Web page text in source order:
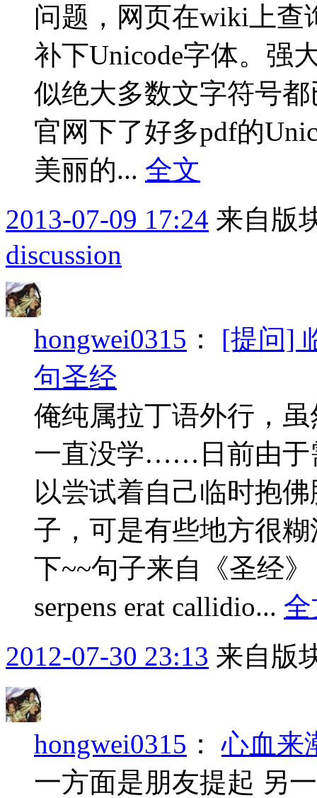
问题，网页在wiki上查
补下Unicode字体。强
似绝大多数文字符号
官网下了好多pdf的
美丽的... 全文
2013-07-09 17:24 来自版
discussion
hongwei0315 ： [提问]
句圣经
俺纯属拉丁语外行，
一直没学……日前由于
以尝试着自己临时抱
子，可是有些地方很
下~~句子来自《圣经
serpens erat callidio...
2012-07-30 23:13 来自版
hongwei0315 ：心血来
一方面是朋友提起 另